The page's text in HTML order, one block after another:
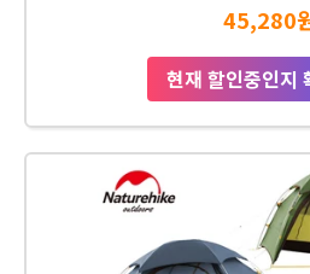
45,280
현재 할인중인지